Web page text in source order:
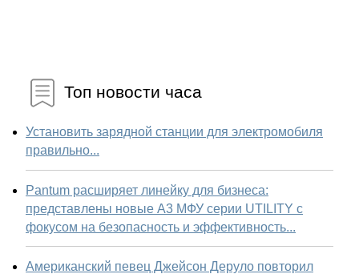
Топ новости часа
Установить зарядной станции для электромобиля
правильно...
Pantum расширяет линейку для бизнеса:
представлены новые А3 МФУ серии UTILITY с
фокусом на безопасность и эффективность...
Американский певец Джейсон Деруло повторил